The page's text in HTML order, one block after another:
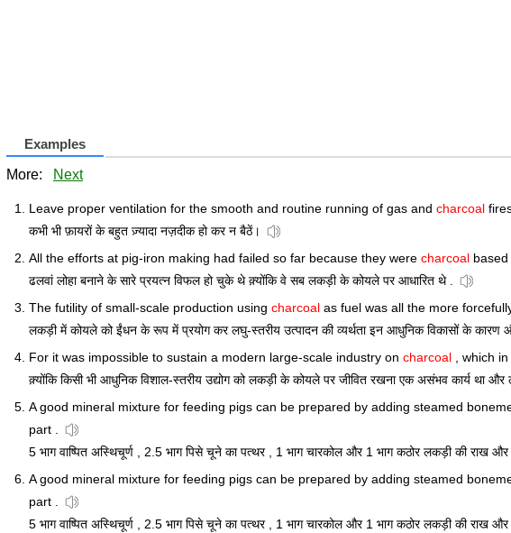
Examples
More: Next
Leave proper ventilation for the smooth and routine running of gas and charcoal
कभी भी फ़ायरों के बहुत ज़्यादा नज़दीक हो कर न बैठें।
All the efforts at pig-iron making had failed so far because they were charcoal based
ढलवां लोहा बनाने के सारे प्रयत्न विफल हो चुके थे क़्योंकि वे सब लकड़ी के कोयले पर आधारित थे .
The futility of small-scale production using charcoal as fuel was all the more
लकड़ी में कोयले को ईंधन के रूप में प्रयोग कर लघु-स्तरीय उत्पादन की व्यर्थता इन आधुनिक विकासों के कारण
For it was impossible to sustain a modern large-scale industry on charcoal , which
क़्योंकि किसी भी आधुनिक विशाल-स्तरीय उद्योग को लकड़ी के कोयले पर जीवित रखना एक असंभव कार्य था
A good mineral mixture for feeding pigs can be prepared by adding steamed
part .
5 भाग वाष्पित अस्थिचूर्ण , 2.5 भाग पिसे चूने का पत्थर , 1 भाग चारकोल और 1 भाग कठोर लकड़ी की राख
A good mineral mixture for feeding pigs can be prepared by adding steamed
part .
5 भाग वाष्पित अस्थिचूर्ण , 2.5 भाग पिसे चूने का पत्थर , 1 भाग चारकोल और 1 भाग कठोर लकड़ी की राख